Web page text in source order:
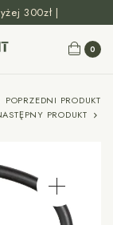
300zł |
0
POPRZEDNI PRODUKT
PRODUKT